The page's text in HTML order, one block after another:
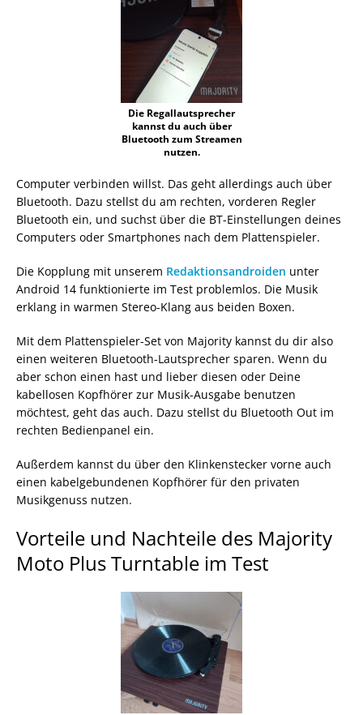
Die Regallautsprecher
kannst du auch über
Bluetooth zum Streamen
nutzen.
Computer verbinden willst. Das geht allerdings auch über
Bluetooth. Dazu stellst du am rechten, vorderen Regler
Bluetooth ein, und suchst über die BT-Einstellungen deines
Computers oder Smartphones nach dem Plattenspieler.
Die Kopplung mit unserem Redaktionsandroiden unter
Android 14 funktionierte im Test problemlos. Die Musik
erklang in warmen Stereo-Klang aus beiden Boxen.
Mit dem Plattenspieler-Set von Majority kannst du dir also
einen weiteren Bluetooth-Lautsprecher sparen. Wenn du
aber schon einen hast und lieber diesen oder Deine
kabellosen Kopfhörer zur Musik-Ausgabe benutzen
möchtest, geht das auch. Dazu stellst du Bluetooth Out im
rechten Bedienpanel ein.
Außerdem kannst du über den Klinkenstecker vorne auch
einen kabelgebundenen Kopfhörer für den privaten
Musikgenuss nutzen.
Vorteile und Nachteile des Majority
Moto Plus Turntable im Test